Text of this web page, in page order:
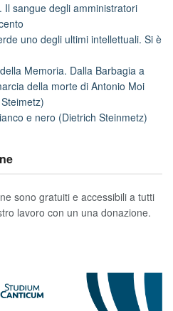
Il sangue degli amministratori
uno degli ultimi intellettuali. Si è
Memoria. Dalla Barbagia a
della morte di Antonio Moi
e nero (Dietrich Steinmetz)
sono gratuiti e accessibili a tutti
lavoro con un una donazione.